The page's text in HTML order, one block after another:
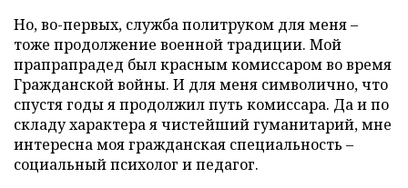
Но, во-первых, служба политруком для меня –
тоже продолжение военной традиции. Мой
прапрапрадед был красным комиссаром во время
Гражданской войны. И для меня символично, что
спустя годы я продолжил путь комиссара. Да и по
складу характера я чистейший гуманитарий, мне
интересна моя гражданская специальность –
социальный психолог и педагог.